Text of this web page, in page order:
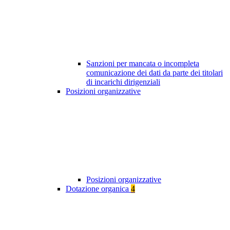
Sanzioni per mancata o incompleta
comunicazione dei dati da parte dei titolari
di incarichi dirigenziali
Posizioni organizzative
Posizioni organizzative
Dotazione organica 4